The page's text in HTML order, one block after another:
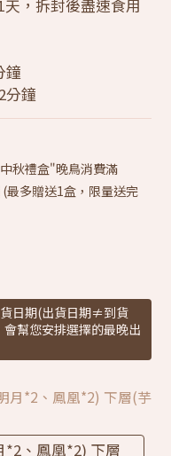
，拆封後盡速食用
鐘
分鐘
秋禮盒"晚鳥消費滿
多贈送1盒，限量送完
日期(出貨日期≠到貨
幫您安排選擇的最晚出
月*2、鳳凰*2) 下層(芋
*2、鳳凰*2) 下層